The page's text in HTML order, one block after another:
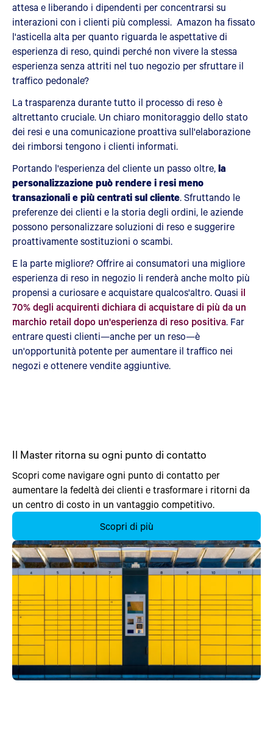
attesa e liberando i dipendenti per concentrarsi su
interazioni con i clienti più complessi. Amazon ha fissato
l'asticella alta per quanto riguarda le aspettative di
esperienza di reso, quindi perché non vivere la stessa
esperienza senza attriti nel tuo negozio per sfruttare il
traffico pedonale?
La trasparenza durante tutto il processo di reso è
altrettanto cruciale. Un chiaro monitoraggio dello stato
dei resi e una comunicazione proattiva sull'elaborazione
dei rimborsi tengono i clienti informati.
Portando l'esperienza del cliente un passo oltre,la
personalizzazione può rendere i resi meno
transazionali e più centrati sul cliente. Sfruttando le
preferenze dei clienti e la storia degli ordini, le aziende
possono personalizzare soluzioni di reso e suggerire
proattivamente sostituzioni o scambi.
E la parte migliore? Offrire ai consumatori una migliore
esperienza di reso in negozio li renderà anche molto più
propensi a curiosare e acquistare qualcos'altro. Quasi il
70% degli acquirenti dichiara di acquistare di più da un
marchio retail dopo un'esperienza di reso positiva. Far
entrare questi clienti—anche per un reso—è
un'opportunità potente per aumentare il traffico nei
negozi e ottenere vendite aggiuntive.
Il Master ritorna su ogni punto di contatto
Scopri come navigare ogni punto di contatto per
aumentare la fedeltà dei clienti e trasformare i ritorni da
un centro di costo in un vantaggio competitivo.
Scopri di più